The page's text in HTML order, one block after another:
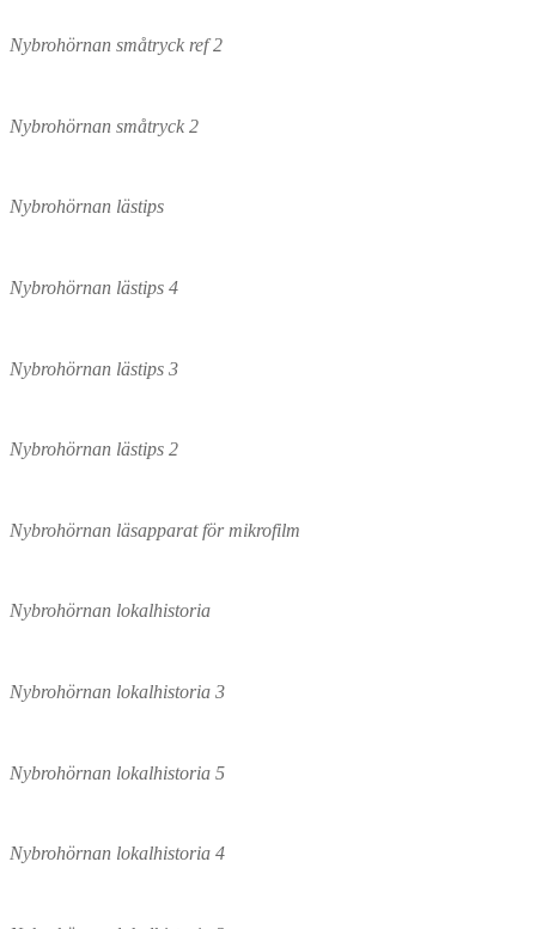
Nybrohörnan småtryck ref 2
Nybrohörnan småtryck 2
Nybrohörnan lästips
Nybrohörnan lästips 4
Nybrohörnan lästips 3
Nybrohörnan lästips 2
Nybrohörnan läsapparat för mikrofilm
Nybrohörnan lokalhistoria
Nybrohörnan lokalhistoria 3
Nybrohörnan lokalhistoria 5
Nybrohörnan lokalhistoria 4